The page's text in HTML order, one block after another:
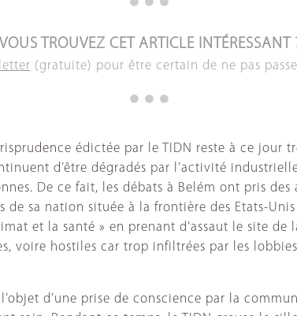
VOUS TROUVEZ CET ARTICLE INTÉRESSANT
(gratuite) pour être certain de ne pas
édictée par le TIDN reste à ce jour
d’être dégradés par l’activité
De ce fait, les débats à Belém ont pris
sa nation située à la frontière des Etats-
et la santé » en prenant d’assaut le site de
voire hostiles car trop infiltrées par les
d’une prise de conscience par la